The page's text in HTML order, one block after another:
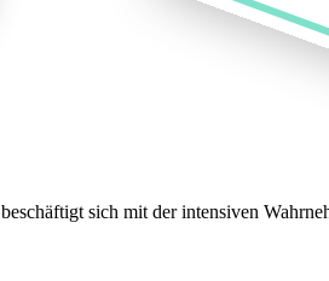
sich mit der intensiven